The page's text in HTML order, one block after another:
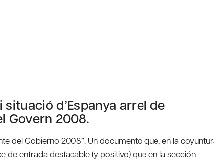
d’Espanya arrel de
Govern 2008.
del Gobierno 2008”. Un documento que, en la
de entrada destacable (y positivo) que en la sección